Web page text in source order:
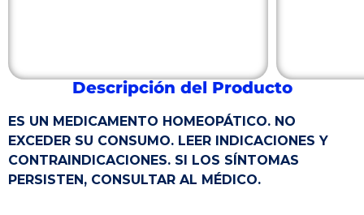
Descripción del Producto
ES UN MEDICAMENTO HOMEOPÁTICO. NO
EXCEDER SU CONSUMO. LEER INDICACIONES Y
CONTRAINDICACIONES. SI LOS SÍNTOMAS
PERSISTEN, CONSULTAR AL MÉDICO.